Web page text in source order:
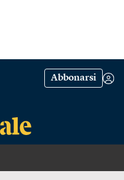
Abbonarsi